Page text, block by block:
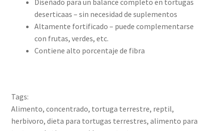
Diseñado para un balance completo en tortugas
deserticaas – sin necesidad de suplementos
Altamente fortificado – puede complementarse
con frutas, verdes, etc.
Contiene alto porcentaje de fibra
Tags:
Alimento, concentrado, tortuga terrestre, reptil,
herbivoro, dieta para tortugas terrestres, alimento para